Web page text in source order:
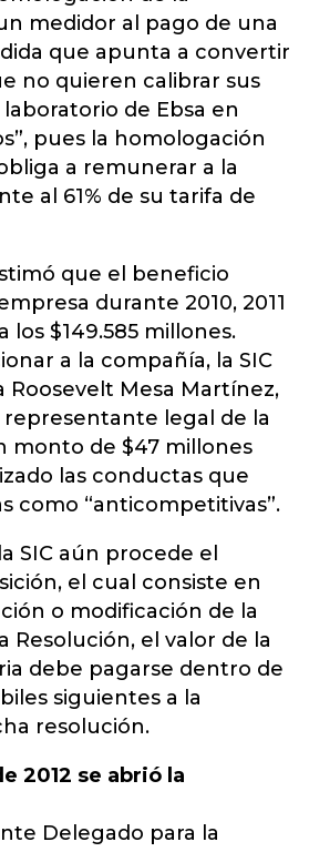
medidor al pago de una
que apunta a convertir
no quieren calibrar sus
de Ebsa en
pues la homologación
a remunerar a la
al 61% de su tarifa de
que el beneficio
durante 2010, 2011
los $149.585 millones.
a la compañía, la SIC
Roosevelt Mesa Martínez,
representante legal de la
monto de $47 millones
las conductas que
como “anticompetitivas”.
SIC aún procede el
el cual consiste en
o modificación de la
Resolución, el valor de la
debe pagarse dentro de
siguientes a la
resolución.
2012 se abrió la
Delegado para la